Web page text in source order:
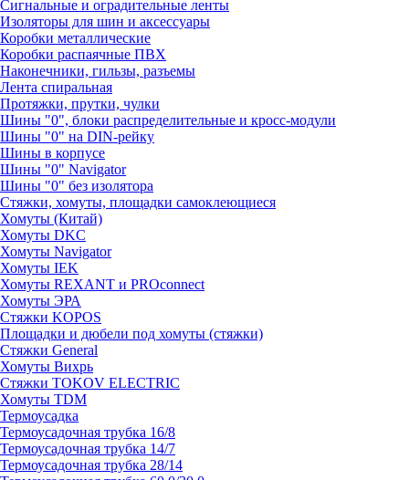
Сигнальные и оградительные ленты
Изоляторы для шин и аксессуары
Коробки металлические
Коробки распаячные ПВХ
Наконечники, гильзы, разъемы
Лента спиральная
Протяжки, прутки, чулки
Шины "0", блоки распределительные и кросс-модули
Шины "0" на DIN-рейку
Шины в корпусе
Шины "0" Navigator
Шины "0" без изолятора
Стяжки, хомуты, площадки самоклеющиеся
Хомуты (Китай)
Хомуты DKC
Хомуты Navigator
Хомуты IEK
Хомуты REXANT и PROconnect
Хомуты ЭРА
Стяжки KOPOS
Площадки и дюбели под хомуты (стяжки)
Стяжки General
Хомуты Вихрь
Стяжки TOKOV ELECTRIC
Хомуты TDM
Термоусадка
Термоусадочная трубка 16/8
Термоусадочная трубка 14/7
Термоусадочная трубка 28/14